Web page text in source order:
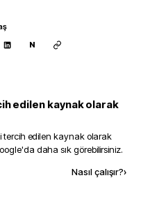
N
edilen kaynak olarak
tercih edilen kaynak olarak
daha sık görebilirsiniz.
Nasıl çalışır?›